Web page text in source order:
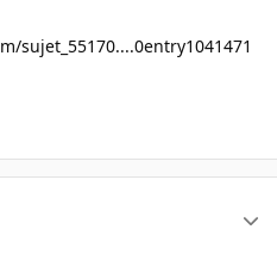
sujet_55170....0entry1041471